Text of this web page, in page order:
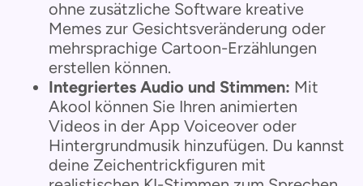
ohne zusätzliche Software kreative
Memes zur Gesichtsveränderung oder
mehrsprachige Cartoon-Erzählungen
erstellen können.
Integriertes Audio und Stimmen: Mit
Akool können Sie Ihren animierten
Videos in der App Voiceover oder
Hintergrundmusik hinzufügen. Du kannst
deine Zeichentrickfiguren mit